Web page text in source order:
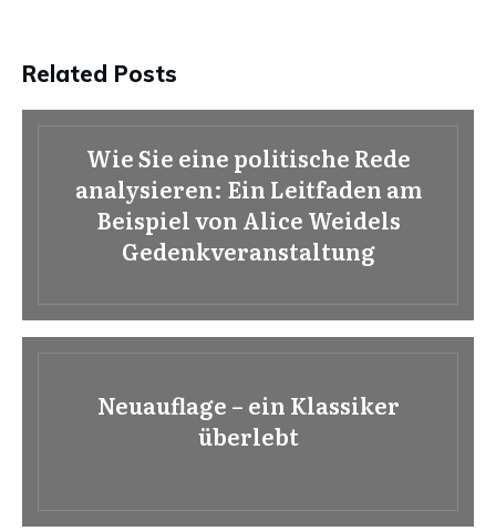
Related Posts
Wie Sie eine politische Rede
analysieren: Ein Leitfaden am
Beispiel von Alice Weidels
Gedenkveranstaltung
Neuauflage – ein Klassiker
überlebt